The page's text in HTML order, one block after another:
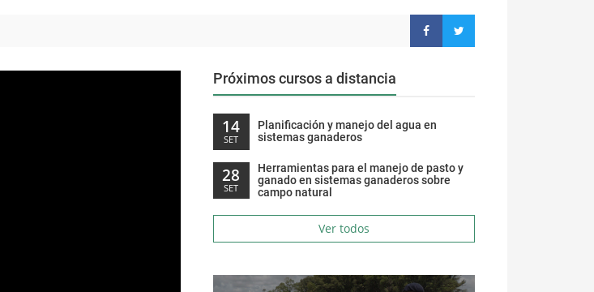
Próximos cursos a distancia
14
SET
Planificación y manejo del agua en
sistemas ganaderos
28
SET
Herramientas para el manejo de pasto y
ganado en sistemas ganaderos sobre
campo natural
Ver todos